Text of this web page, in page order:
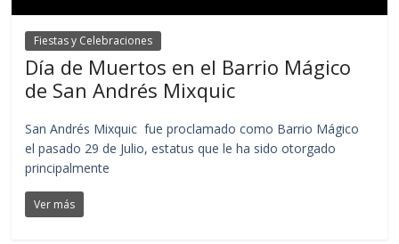
Fiestas y Celebraciones
Día de Muertos en el Barrio Mágico
de San Andrés Mixquic
San Andrés Mixquic fue proclamado como Barrio Mágico
el pasado 29 de Julio, estatus que le ha sido otorgado
principalmente
Ver más